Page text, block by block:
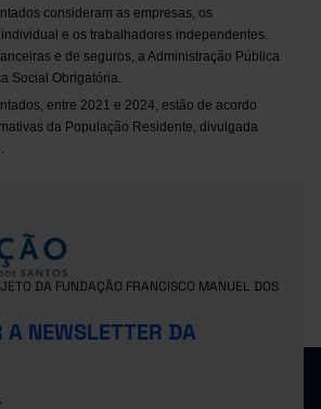
consideram as empresas, os
e os trabalhadores independentes.
e de seguros, a Administração Pública
Social Obrigatória.
entre 2021 e 2024, estão de acordo
da População Residente, divulgada
DA FUNDAÇÃO FRANCISCO MANUEL DOS
A NEWSLETTER DA